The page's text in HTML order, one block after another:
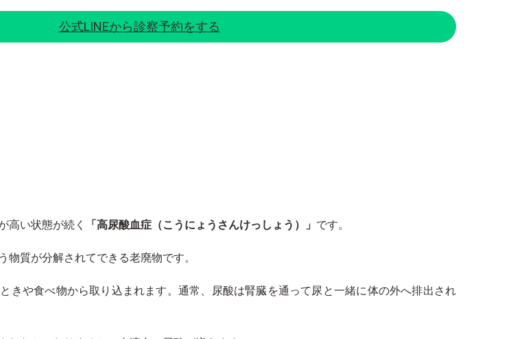
公式LINEから診察予約をする
高い状態が続く 「高尿酸血症（こうにょうさんけっしょう）」 です。
物質が分解されてできる老廃物です。
きや食べ物から取り込まれます。通常、尿酸は腎臓を通って尿と一緒に体の外へ排出され